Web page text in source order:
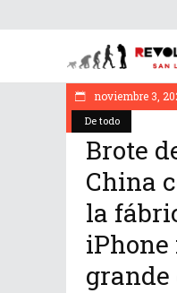
De todo
noviembre 3,
Brote
China
la
iPhone